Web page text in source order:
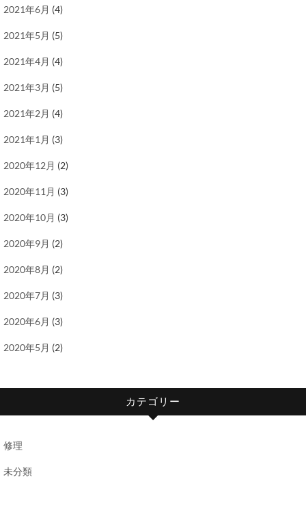
2021年6月 (4)
2021年5月 (5)
2021年4月 (4)
2021年3月 (5)
2021年2月 (4)
2021年1月 (3)
2020年12月 (2)
2020年11月 (3)
2020年10月 (3)
2020年9月 (2)
2020年8月 (2)
2020年7月 (3)
2020年6月 (3)
2020年5月 (2)
カテゴリー
修理
未分類